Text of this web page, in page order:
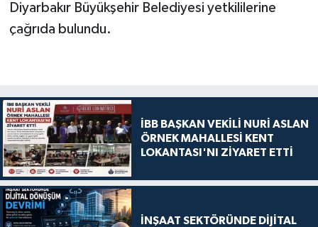
Diyarbakır Büyükşehir Belediyesi yetkililerine
çağrıda bulundu.
İBB BAŞKAN VEKİLİ NURİ ASLAN
ÖRNEK MAHALLESİ KENT
LOKANTASI'NI ZİYARET ETTİ
İNŞAAT SEKTÖRÜNDE DİJİTAL